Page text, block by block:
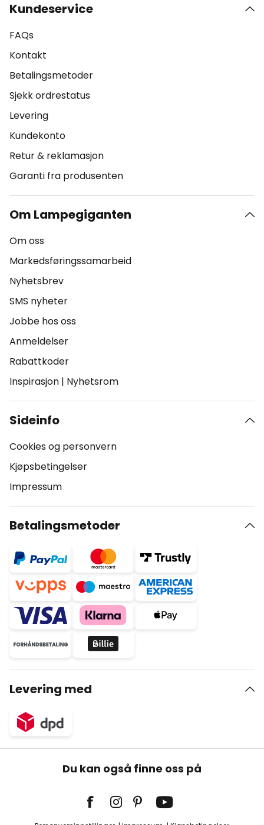
Kundeservice
FAQs
Kontakt
Betalingsmetoder
Sjekk ordrestatus
Levering
Kundekonto
Retur & reklamasjon
Garanti fra produsenten
Om Lampegiganten
Om oss
Markedsføringssamarbeid
Nyhetsbrev
SMS nyheter
Jobbe hos oss
Anmeldelser
Rabattkoder
Inspirasjon | Nyhetsrom
Sideinfo
Cookies og personvern
Kjøpsbetingelser
Impressum
Betalingsmetoder
Levering med
Du kan også finne oss på